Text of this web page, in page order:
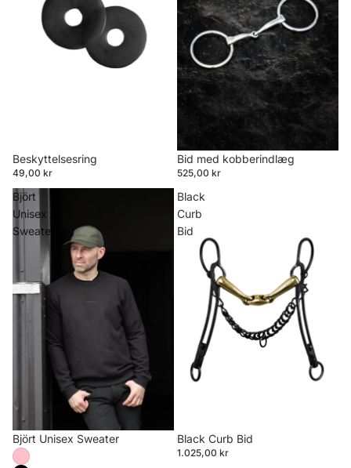
Beskyttelsesring
49,00 kr
Bid med kobberindlæg
525,00 kr
Björt
Unisex
Sweater
Björt Unisex Sweater
Black
Curb
Bid
Black Curb Bid
1.025,00 kr